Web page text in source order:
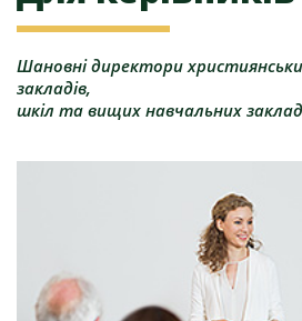
Шановні директори
закладів,
шкіл та вищих навчальних